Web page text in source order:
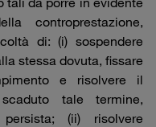
controprestazione,
di: (i) sospendere
stessa dovuta, fissare
e risolvere il
tale termine,
(ii) risolvere